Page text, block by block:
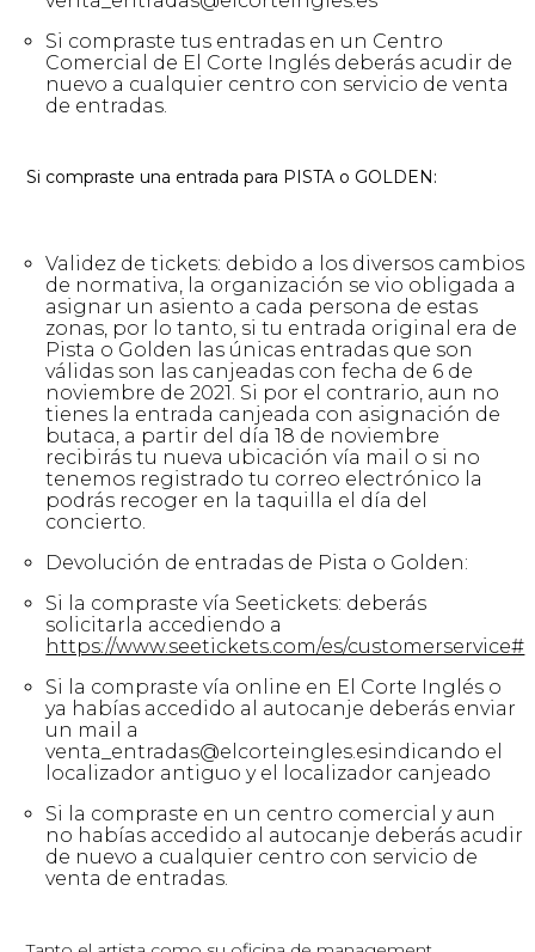
Si compraste tus entradas en un Centro
Comercial de El Corte Inglés deberás acudir de
nuevo a cualquier centro con servicio de venta
de entradas.
Si compraste una entrada para PISTA o GOLDEN:
Validez de tickets: debido a los diversos cambios
de normativa, la organización se vio obligada a
asignar un asiento a cada persona de estas
zonas, por lo tanto, si tu entrada original era de
Pista o Golden las únicas entradas que son
válidas son las canjeadas con fecha de 6 de
noviembre de 2021. Si por el contrario, aun no
tienes la entrada canjeada con asignación de
butaca, a partir del día 18 de noviembre
recibirás tu nueva ubicación vía mail o si no
tenemos registrado tu correo electrónico la
podrás recoger en la taquilla el día del
concierto.
Devolución de entradas de Pista o Golden:
Si la compraste vía Seetickets: deberás
solicitarla accediendo a
https://www.seetickets.com/es/customerservice#
Si la compraste vía online en El Corte Inglés o
ya habías accedido al autocanje deberás enviar
un mail a
venta_entradas@elcorteingles.esindicando el
localizador antiguo y el localizador canjeado
Si la compraste en un centro comercial y aun
no habías accedido al autocanje deberás acudir
de nuevo a cualquier centro con servicio de
venta de entradas.